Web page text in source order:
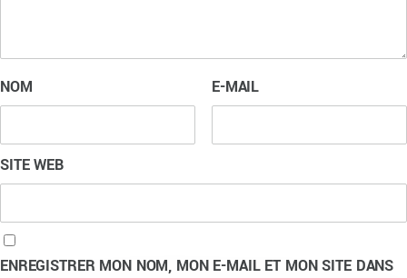
NOM E-MAIL
SITE WEB
ENREGISTRER MON NOM, MON E-MAIL ET MON SITE DANS